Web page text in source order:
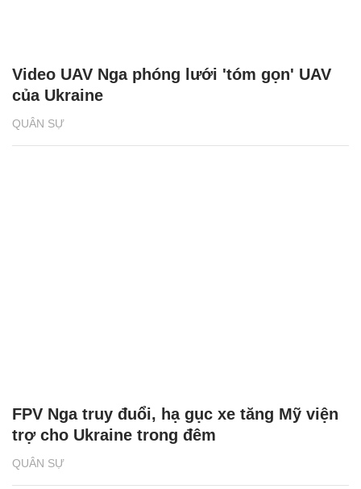
QUÂN SỰ
Video UAV Nga phóng lưới 'tóm gọn' UAV
của Ukraine
QUÂN SỰ
FPV Nga truy đuổi, hạ gục xe tăng Mỹ viện
trợ cho Ukraine trong đêm